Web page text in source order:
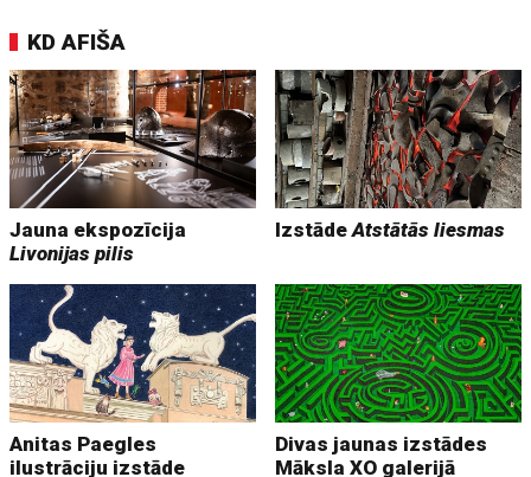
KD AFIŠA
Jauna ekspozīcija
Livonijas pilis
IzstādeAtstātās liesmas
Anitas Paegles
ilustrāciju izstāde
Divas jaunas izstādes
Māksla XO galerijā